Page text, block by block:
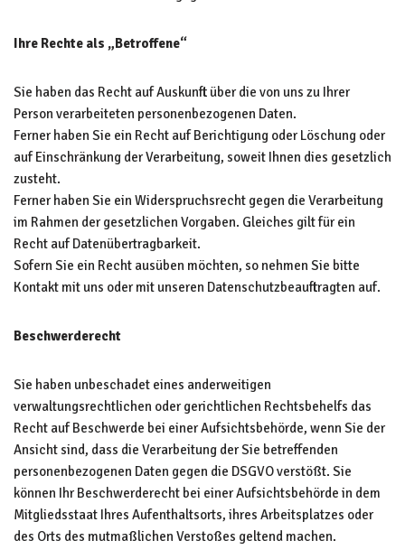
Ihre Rechte als „Betroffene“
Sie haben das Recht auf Auskunft über die von uns zu Ihrer
Person verarbeiteten personenbezogenen Daten.
Ferner haben Sie ein Recht auf Berichtigung oder Löschung oder
auf Einschränkung der Verarbeitung, soweit Ihnen dies gesetzlich
zusteht.
Ferner haben Sie ein Widerspruchsrecht gegen die Verarbeitung
im Rahmen der gesetzlichen Vorgaben. Gleiches gilt für ein
Recht auf Datenübertragbarkeit.
Sofern Sie ein Recht ausüben möchten, so nehmen Sie bitte
Kontakt mit uns oder mit unseren Datenschutzbeauftragten auf.
Beschwerderecht
Sie haben unbeschadet eines anderweitigen
verwaltungsrechtlichen oder gerichtlichen Rechtsbehelfs das
Recht auf Beschwerde bei einer Aufsichtsbehörde, wenn Sie der
Ansicht sind, dass die Verarbeitung der Sie betreffenden
personenbezogenen Daten gegen die DSGVO verstößt. Sie
können Ihr Beschwerderecht bei einer Aufsichtsbehörde in dem
Mitgliedsstaat Ihres Aufenthaltsorts, ihres Arbeitsplatzes oder
des Orts des mutmaßlichen Verstoßes geltend machen.